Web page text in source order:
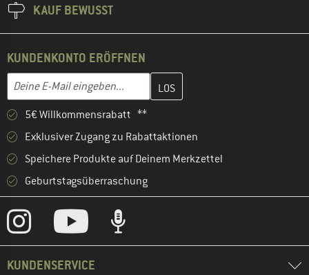
KAUF BEWUSST
KUNDENKONTO ERÖFFNEN
E-Mail-Adresse
Gib hier deine E-Mail-Adresse ein und erstelle im nächsten
5€ Willkommensrabatt **
Exklusiver Zugang zu Rabattaktionen
Speichere Produkte auf Deinem Merkzettel
Geburtstagsüberraschung
KUNDENSERVICE